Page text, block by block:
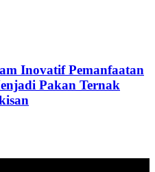
Inovatif Pemanfaatan
Pakan Ternak